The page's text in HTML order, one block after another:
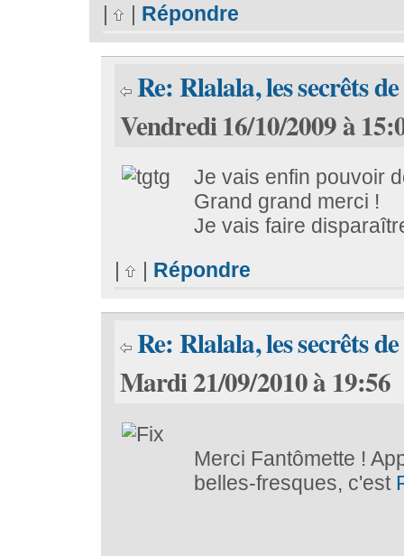
|
| Répondre
Re: Rlalala, les secrêts
Vendredi 16/10/2009 à
Je vais enfin pouvoir
Grand grand merci !
Je vais faire
Répondre
Re: Rlalala, les secrêts
Mardi 21/09/2010 à 19:56
Merci Fantômette !
belles-fresques, c'est